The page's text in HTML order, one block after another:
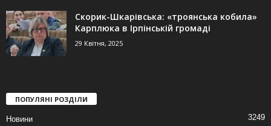
Скорик-Шкарівська: «троянська кобила»
Карплюка в Ірпінській громаді
29 Квітня, 2025
ПОПУЛЯНІ РОЗДІЛИ
Новини 3249